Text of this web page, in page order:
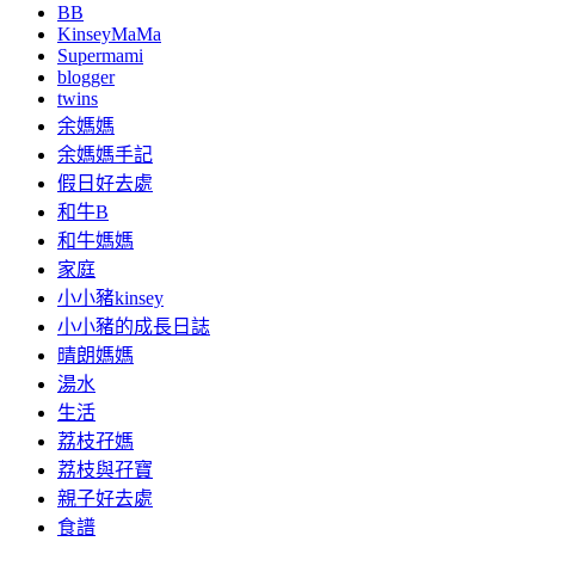
BB
KinseyMaMa
Supermami
blogger
twins
余媽媽
余媽媽手記
假日好去處
和牛B
和牛媽媽
家庭
小小豬kinsey
小小豬的成長日誌
晴朗媽媽
湯水
生活
荔枝孖媽
荔枝與孖寶
親子好去處
食譜